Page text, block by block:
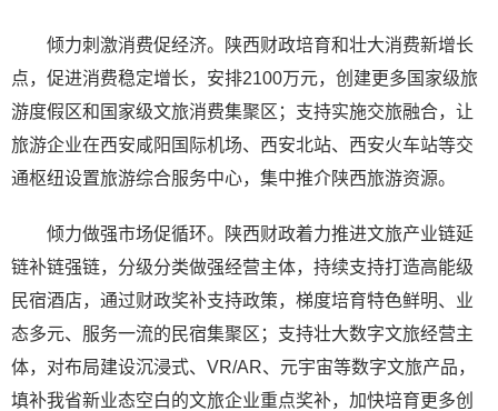
倾力刺激消费促经济。陕西财政培育和壮大消费新增长
点，促进消费稳定增长，安排2100万元，创建更多国家级旅
游度假区和国家级文旅消费集聚区；支持实施交旅融合，让
旅游企业在西安咸阳国际机场、西安北站、西安火车站等交
通枢纽设置旅游综合服务中心，集中推介陕西旅游资源。
倾力做强市场促循环。陕西财政着力推进文旅产业链延
链补链强链，分级分类做强经营主体，持续支持打造高能级
民宿酒店，通过财政奖补支持政策，梯度培育特色鲜明、业
态多元、服务一流的民宿集聚区；支持壮大数字文旅经营主
体，对布局建设沉浸式、VR/AR、元宇宙等数字文旅产品，
填补我省新业态空白的文旅企业重点奖补，加快培育更多创